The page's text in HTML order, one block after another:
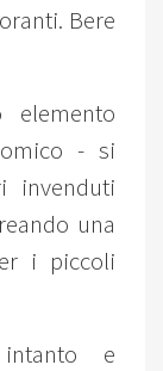
Bere
- si
invenduti
una
i piccoli
e